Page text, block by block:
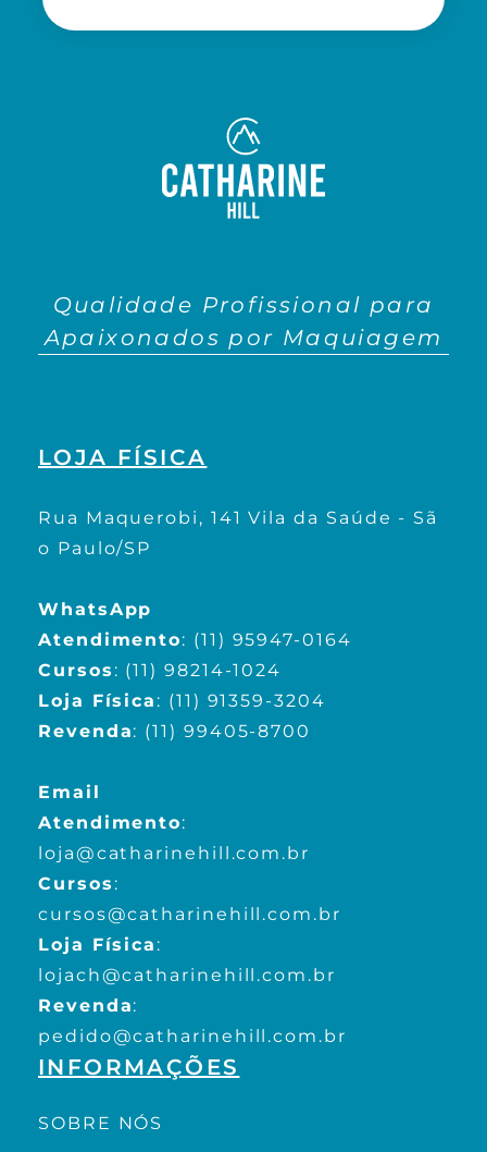
Qualidade Profissional para
Apaixonados por Maquiagem
LOJA FÍSICA
Rua Maquerobi, 141 Vila da Saúde - Sã
o Paulo/SP
WhatsApp
Atendimento: (11) 95947-0164
Cursos : (11) 98214-1024
Loja Física : (11) 91359-3204
Revenda: (11) 99405-8700
Email
Atendimento:
loja@catharinehill.com.br
Cursos :
cursos@catharinehill.com.br
Loja Física :
lojach@catharinehill.com.br
Revenda:
pedido@catharinehill.com.br
INFORMAÇÕES
SOBRE NÓS